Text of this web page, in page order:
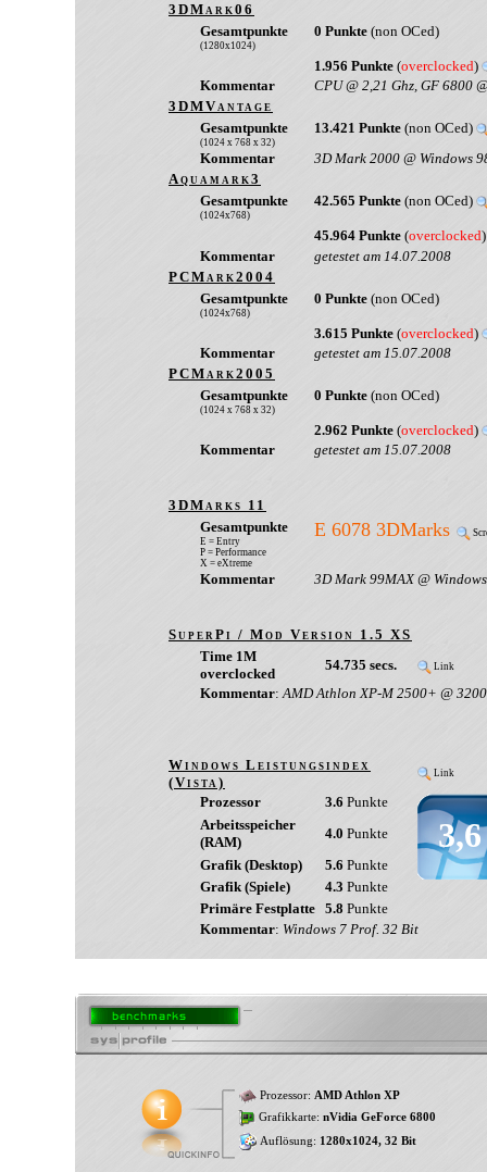
3DMark06
Gesamtpunkte
(1280x1024)
0 Punkte (non OCed)
1.956 Punkte (overclocked)
Kommentar
CPU @ 2,21 Ghz, GF 6800
3DMVantage
Gesamtpunkte
(1024 x 768 x 32)
13.421 Punkte (non OCed)
Kommentar
3D Mark 2000 @ Windows
Aquamark3
Gesamtpunkte
(1024x768)
42.565 Punkte (non OCed)
45.964 Punkte (overclocked
Kommentar
getestet am 14.07.2008
PCMark2004
Gesamtpunkte
(1024x768)
0 Punkte (non OCed)
3.615 Punkte (overclocked)
Kommentar
getestet am 15.07.2008
PCMark2005
Gesamtpunkte
(1024 x 768 x 32)
0 Punkte (non OCed)
2.962 Punkte (overclocked)
Kommentar
getestet am 15.07.2008
3DMarks 11
Gesamtpunkte
E = Entry
P = Performance
X = eXtreme
E 6078 3DMarks
Kommentar 3D Mark 99MAX @
SuperPi / Mod Version 1.5 XS
Time 1M
overclocked
54.735 secs. Link
Kommentar:AMD Athlon XP-M 2500+ @
Windows Leistungsindex
(Vista)
Link
Prozessor 3.6 Punkte
3,6
Arbeitsspeicher
(RAM)
4.0 Punkte
Grafik (Desktop)
5.6 Punkte
Grafik (Spiele)
4.3 Punkte
Primäre Festplatte 5.8 Punkte
Kommentar: Windows 7 Prof. 32 Bit
Prozessor: AMD Athlon XP
Grafikkarte: nVidia GeForce 6800
Auflösung: 1280x1024, 32 Bit